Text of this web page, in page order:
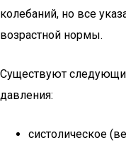
колебаний, но все
возрастной нормы.
Существуют
давления:
систолическое